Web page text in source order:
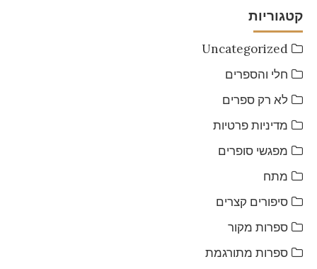
קטגוריות
Uncategorized
חלי והספרים
לא רק ספרים
מדיניות פרטיות
מפגשי סופרים
מתח
סיפורים קצרים
ספרות מקור
ספרות מתורגמת